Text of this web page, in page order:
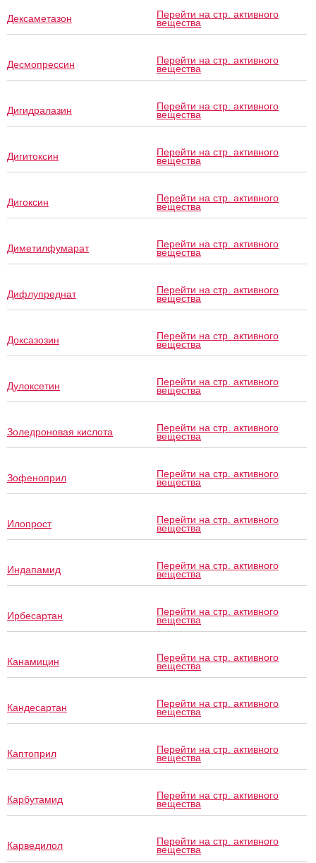
Дексаметазон Перейти на стр. активного
вещества
Десмопрессин Перейти на стр. активного
вещества
Дигидралазин Перейти на стр. активного
вещества
Дигитоксин Перейти на стр. активного
вещества
Дигоксин Перейти на стр. активного
вещества
Диметилфумарат Перейти на стр. активного
вещества
Дифлупреднат Перейти на стр. активного
вещества
Доксазозин Перейти на стр. активного
вещества
Дулоксетин Перейти на стр. активного
вещества
Золедроновая кислота Перейти на стр. активного
вещества
Зофеноприл Перейти на стр. активного
вещества
Илопрост Перейти на стр. активного
вещества
Индапамид Перейти на стр. активного
вещества
Ирбесартан Перейти на стр. активного
вещества
Канамицин Перейти на стр. активного
вещества
Кандесартан Перейти на стр. активного
вещества
Каптоприл Перейти на стр. активного
вещества
Карбутамид Перейти на стр. активного
вещества
Карведилол Перейти на стр. активного
вещества